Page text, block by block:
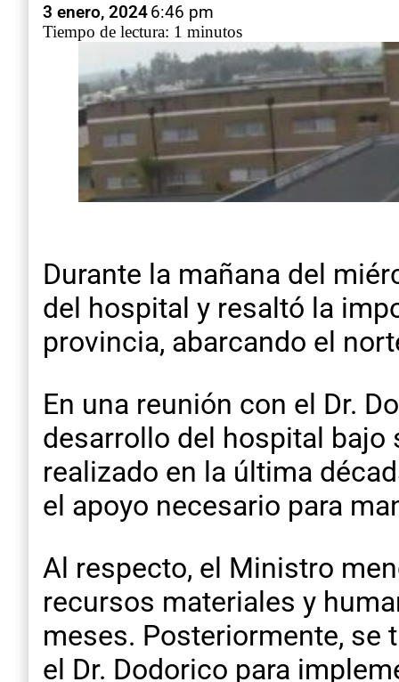
3 enero, 20246:46 pm
Tiempo de lectura: 1 minutos
Durante la mañana del
del hospital y resaltó la
provincia, abarcando el
En una reunión con el Dr.
desarrollo del hospital
realizado en la última
el apoyo necesario para
Al respecto, el Ministro
recursos materiales y
meses. Posteriormente, se
el Dr. Dodorico para